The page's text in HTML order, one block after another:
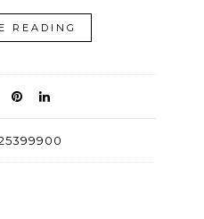
READING